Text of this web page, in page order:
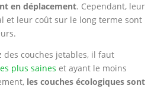
en déplacement. Cependant, leur
et leur coût sur le long terme sont
des couches jetables, il faut
plus saines et ayant le moins
les couches écologiques sont